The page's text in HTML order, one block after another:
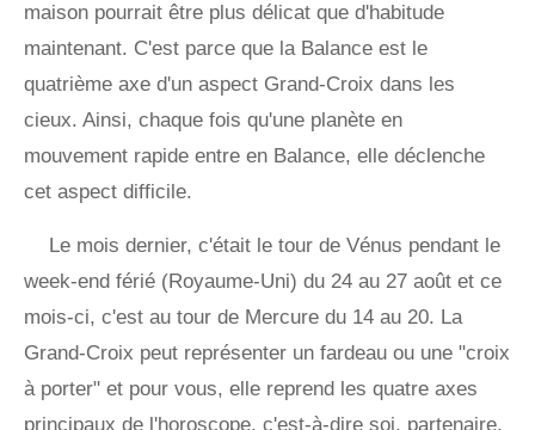
maison pourrait être plus délicat que d'habitude
maintenant. C'est parce que la Balance est le
quatrième axe d'un aspect Grand-Croix dans les
cieux. Ainsi, chaque fois qu'une planète en
mouvement rapide entre en Balance, elle déclenche
cet aspect difficile.
Le mois dernier, c'était le tour de Vénus pendant le
week-end férié (Royaume-Uni) du 24 au 27 août et ce
mois-ci, c'est au tour de Mercure du 14 au 20. La
Grand-Croix peut représenter un fardeau ou une "croix
à porter" et pour vous, elle reprend les quatre axes
principaux de l'horoscope, c'est-à-dire soi, partenaire,